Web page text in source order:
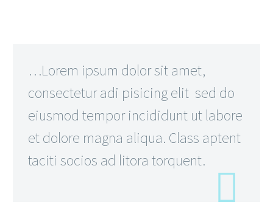
…Lorem ipsum dolor sit amet,
consectetur adi pisicing elit sed do
eiusmod tempor incididunt ut labore
et dolore magna aliqua. Class aptent
taciti socios ad litora torquent.